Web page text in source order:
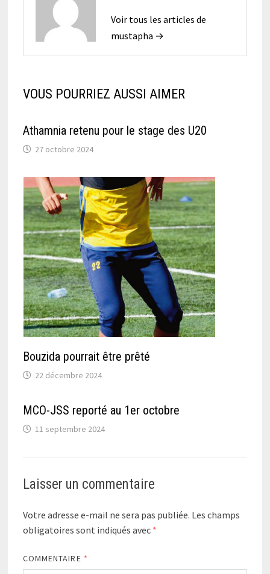
Voir tous les articles de
mustapha →
VOUS POURRIEZ AUSSI AIMER
Athamnia retenu pour le stage des U20
27 octobre 2024
Bouzida pourrait être prêté
22 décembre 2024
MCO-JSS reporté au 1er octobre
11 septembre 2024
Laisser un commentaire
Votre adresse e-mail ne sera pas publiée. Les champs
obligatoires sont indiqués avec *
COMMENTAIRE *